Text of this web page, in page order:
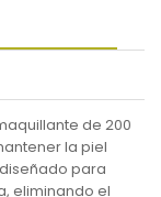
de 200
la piel
para
eliminando el